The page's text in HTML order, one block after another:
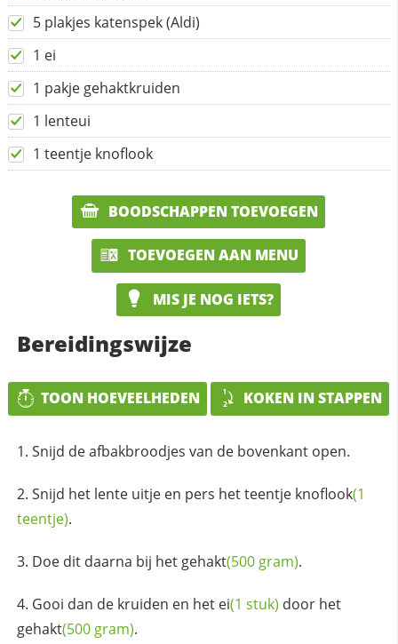
5 plakjes katenspek (Aldi)
1 ei
1 pakje gehaktkruiden
1 lenteui
1 teentje knoflook
BOODSCHAPPEN TOEVOEGEN
TOEVOEGEN AAN MENU
MIS JE NOG IETS?
Bereidingswijze
TOON HOEVEELHEDEN KOKEN IN STAPPEN
Snijd de afbakbroodjes van de bovenkant open.
Snijd het lente uitje en pers hetteentje knoflook(1
teentje).
Doe dit daarna bij het gehakt(500 gram).
Gooi dan de kruiden en het ei(1 stuk) door het
gehakt(500 gram).